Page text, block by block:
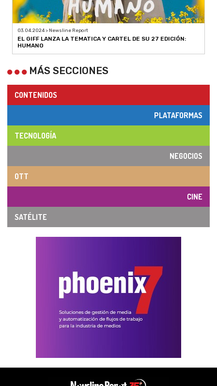
03.04.2024 > Newsline Report
EL GIFF LANZA LA TEMATICA Y CARTEL DE SU 27 EDICIÓN:
HUMANO
MÁS SECCIONES
CONTENIDOS
PLATAFORMAS
TECNOLOGÍA
NEGOCIOS
OTT
CINE
SATÉLITE